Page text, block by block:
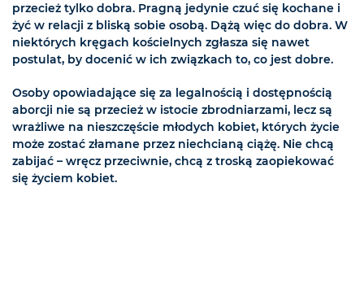
przecież tylko dobra. Pragną jedynie czuć się kochane i
żyć w relacji z bliską sobie osobą. Dążą więc do dobra. W
niektórych kręgach kościelnych zgłasza się nawet
postulat, by docenić w ich związkach to, co jest dobre.
Osoby opowiadające się za legalnością i dostępnością
aborcji nie są przecież w istocie zbrodniarzami, lecz są
wrażliwe na nieszczęście młodych kobiet, których życie
może zostać złamane przez niechcianą ciążę. Nie chcą
zabijać – wręcz przeciwnie, chcą z troską zaopiekować
się życiem kobiet.